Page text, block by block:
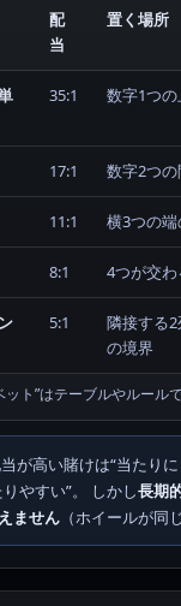
配
当
置く場所
35:1 数字1つの
17:1 数字2つ
11:1 横3つの端
8:1 4つが交わ
5:1
隣接する2
の境界
ト”はテーブルやルール
が高い賭けは“当たり
やすい”。 しかし長期
ません （ホイールが同